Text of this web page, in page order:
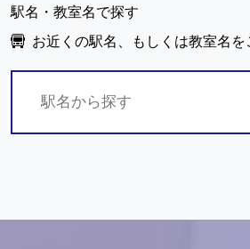
駅名・教室名で探す
お近くの駅名、もしくは教室名を